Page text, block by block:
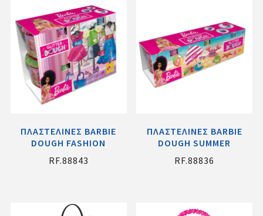
ΠΛΑΣΤΕΛΙΝΕΣ BARBIE
DOUGH FASHION
RF.88843
ΠΛΑΣΤΕΛΙΝΕΣ BARBIE
DOUGH SUMMER
RF.88836